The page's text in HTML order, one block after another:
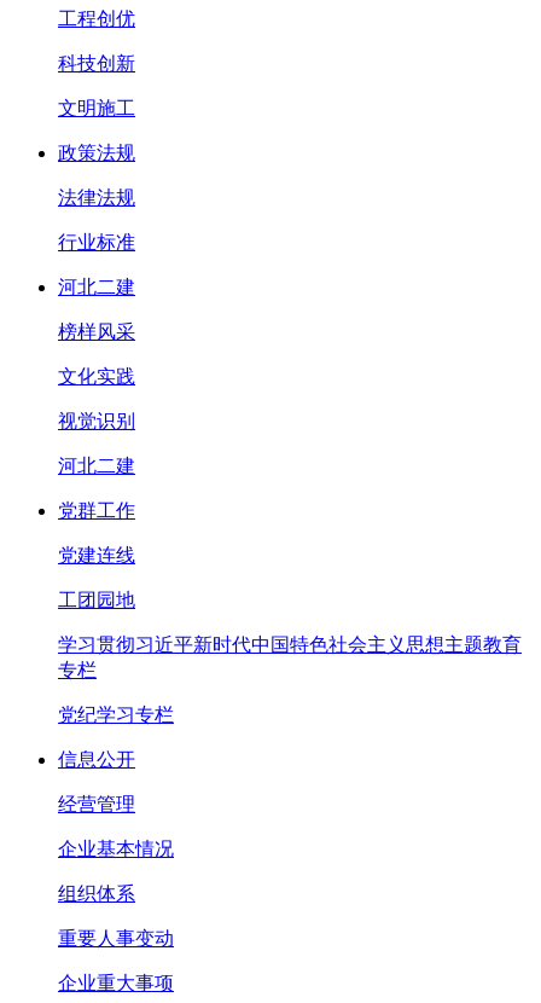
工程创优
科技创新
文明施工
政策法规
法律法规
行业标准
河北二建
榜样风采
文化实践
视觉识别
河北二建
党群工作
党建连线
工团园地
学习贯彻习近平新时代中国特色社会主义思想主题教育
专栏
党纪学习专栏
信息公开
经营管理
企业基本情况
组织体系
重要人事变动
企业重大事项